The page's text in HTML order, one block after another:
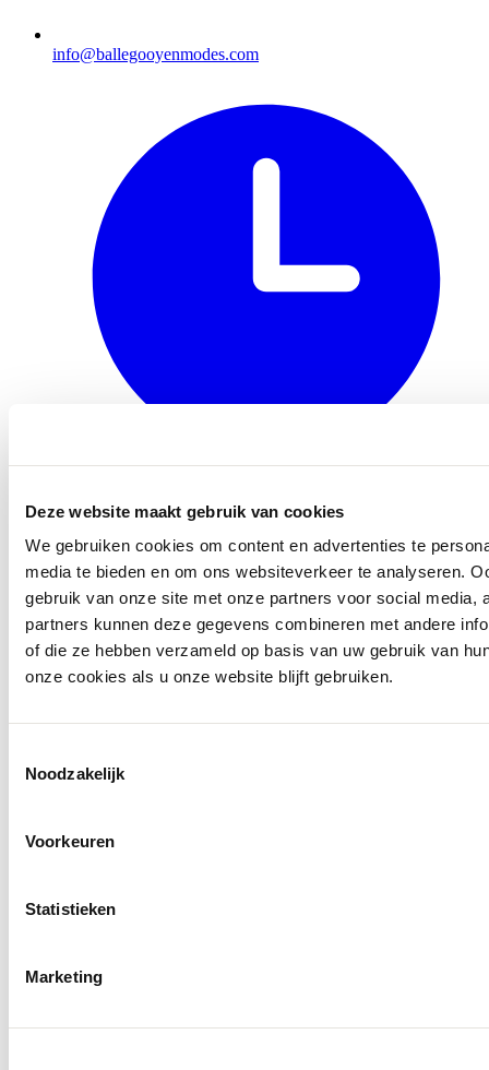
Deze website maakt gebruik van cookies
We gebruiken cookies om content en advertenties te
media te bieden en om ons websiteverkeer te analyseren.
gebruik van onze site met onze partners voor social media,
partners kunnen deze gegevens combineren met andere
of die ze hebben verzameld op basis van uw gebruik van
onze cookies als u onze website blijft gebruiken.
Noodzakelijk
Voorkeuren
Statistieken
Marketing
info@ballegooyenmodes.com
Openingstijden